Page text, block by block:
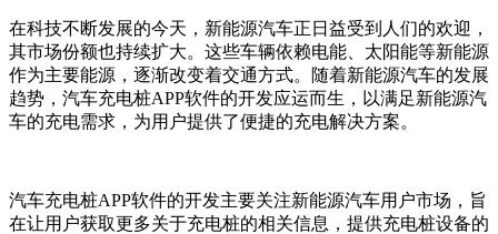
在科技不断发展的今天，新能源汽车正日益受到人们的欢迎，
其市场份额也持续扩大。这些车辆依赖电能、太阳能等新能源
作为主要能源，逐渐改变着交通方式。随着新能源汽车的发展
趋势，汽车充电桩APP软件的开发应运而生，以满足新能源汽
车的充电需求，为用户提供了便捷的充电解决方案。
汽车充电桩APP软件的开发主要关注新能源汽车用户市场，旨
在让用户获取更多关于充电桩的相关信息，提供充电桩设备的